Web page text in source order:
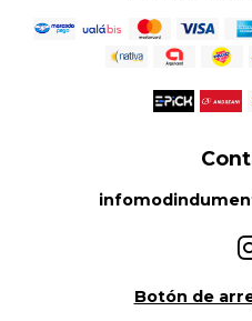
Botón de